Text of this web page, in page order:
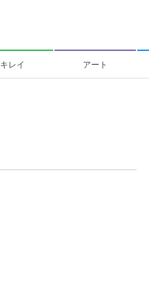
キレイ アート